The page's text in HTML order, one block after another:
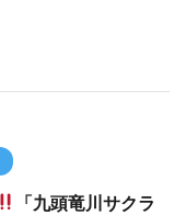
「九頭竜川サクラ